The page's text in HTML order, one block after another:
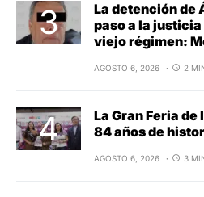
La detención de
paso a la
viejo régimen:
AGOSTO 6, 2026 2
La Gran Feria
84 años de
AGOSTO 6, 2026 3